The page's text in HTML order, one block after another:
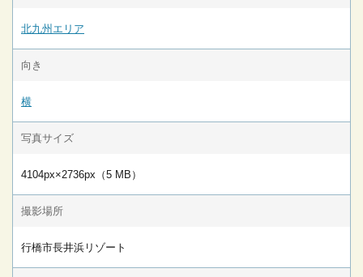
北九州エリア
向き
横
写真サイズ
4104px×2736px（5 MB）
撮影場所
行橋市長井浜リゾート